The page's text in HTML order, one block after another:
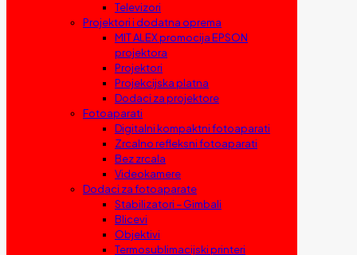
Televizori
Projektori i dodatna oprema
MIT ALEX promocija EPSON
projektora
Projektori
Projekcijska platna
Dodaci za projektore
Fotoaparati
Digitalni kompaktni fotoaparati
Zrcalno refleksni fotoaparati
Bez zrcala
Videokamere
Dodaci za fotoaparate
Stabilizatori – Gimbali
Blicevi
Objektivi
Termosublimacijski printeri